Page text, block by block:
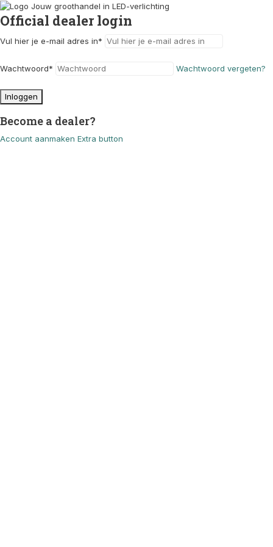
Official dealer login
Vul hier je e-mail adres in*
Wachtwoord* Wachtwoord vergeten?
Inloggen
Become a dealer?
Account aanmaken Extra button